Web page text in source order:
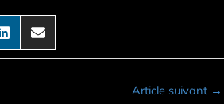
Article suivant →